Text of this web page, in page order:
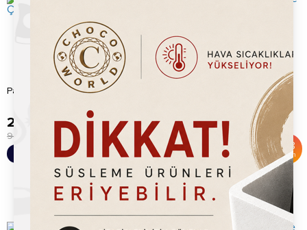
Pargani Sütlü Waffle Çikolata
%
İndirim
225.20 TL
900.00
Sepete Ekle
Chocoworld Fındıklı Waffle
%58
İndirim
189.20TL
450.00
Sepete Ekle